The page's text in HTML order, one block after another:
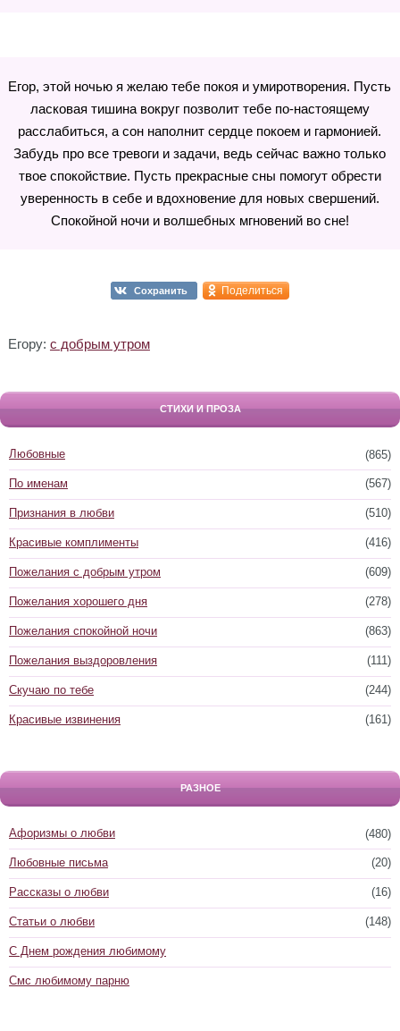
Егор, этой ночью я желаю тебе покоя и умиротворения. Пусть
ласковая тишина вокруг позволит тебе по-настоящему
расслабиться, а сон наполнит сердце покоем и гармонией.
Забудь про все тревоги и задачи, ведь сейчас важно только
твое спокойствие. Пусть прекрасные сны помогут обрести
уверенность в себе и вдохновение для новых свершений.
Спокойной ночи и волшебных мгновений во сне!
Сохранить Поделиться
Егору: с добрым утром
СТИХИ И ПРОЗА
(865)
Любовные
(567)
По именам
(510)
Признания в любви
(416)
Красивые комплименты
(609)
Пожелания с добрым утром
(278)
Пожелания хорошего дня
(863)
Пожелания спокойной ночи
(111)
Пожелания выздоровления
(244)
Скучаю по тебе
(161)
Красивые извинения
РАЗНОЕ
(480)
Афоризмы о любви
(20)
Любовные письма
(16)
Рассказы о любви
(148)
Статьи о любви
С Днем рождения любимому
Смс любимому парню